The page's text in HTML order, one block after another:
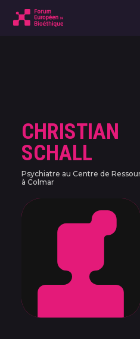
CHRISTIAN
SCHALL
Psychiatre au Centre de
à Colmar